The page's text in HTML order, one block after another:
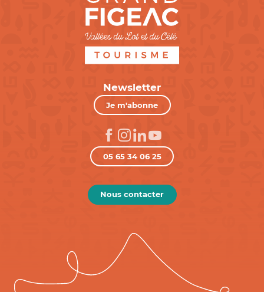
Newsletter
Je m'abonne
05 65 34 06 25
Nous contacter